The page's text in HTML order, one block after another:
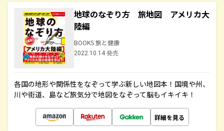
地球のなぞり方 旅地図 アメリカ大
陸編
BOOKS 旅と健康
2022.10.14 発売
各国の地形や関係性をなぞって学ぶ新しい地図本！国境や州、
川や街道、島など旅気分で地図をなぞって脳もイキイキ！
詳細を見る